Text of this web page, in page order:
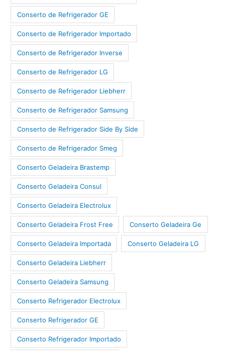
Conserto de Refrigerador GE
Conserto de Refrigerador Importado
Conserto de Refrigerador Inverse
Conserto de Refrigerador LG
Conserto de Refrigerador Liebherr
Conserto de Refrigerador Samsung
Conserto de Refrigerador Side By Side
Conserto de Refrigerador Smeg
Conserto Geladeira Brastemp
Conserto Geladeira Consul
Conserto Geladeira Electrolux
Conserto Geladeira Frost Free Conserto Geladeira Ge
Conserto Geladeira Importada Conserto Geladeira LG
Conserto Geladeira Liebherr
Conserto Geladeira Samsung
Conserto Refrigerador Electrolux
Conserto Refrigerador GE
Conserto Refrigerador Importado